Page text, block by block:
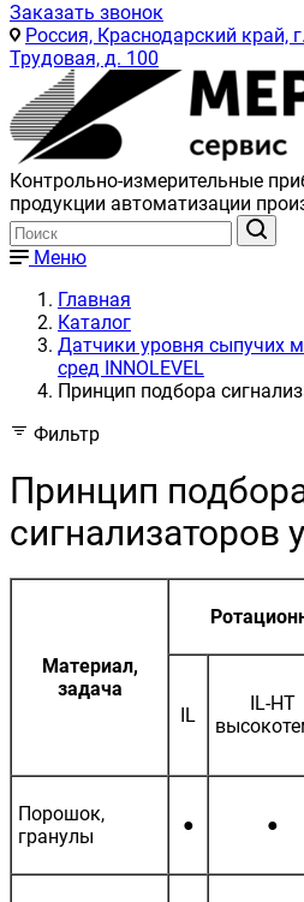
Заказать звонок
Россия, Краснодарский край,
Трудовая, д. 100
Контрольно-измерительные
продукции автоматизации
Меню
Главная
Каталог
Датчики уровня сыпучих
сред INNOLEVEL
Принцип подбора
Фильтр
Принцип
сигнализаторов
Материал,
задача
IL
IL-HT
Порошок,
гранулы
● ●